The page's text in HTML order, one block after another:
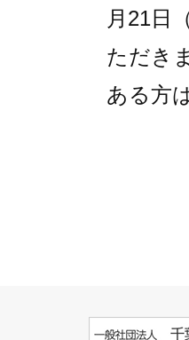
月21日
ただき
ある方